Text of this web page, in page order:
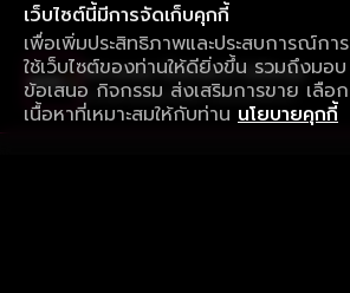
เว็บไซต์นี้มีการจัดเก็บคุกกี้
เพื่อเพิ่มประสิทธิภาพและประสบการณ์การ
ใช้เว็บไซต์ของท่านให้ดียิ่งขึ้น รวมถึงมอบ
ข้อเสนอ กิจกรรม ส่งเสริมการขาย เลือก
เนื้อหาที่เหมาะสมให้กับท่าน นโยบายคุกกี้
ใช้งานแอป ลื่นไหลกว่า ไม่มีสะดุด
ดาวน์โหลดแอปเพื่อการรับชมที่ดีกว่า